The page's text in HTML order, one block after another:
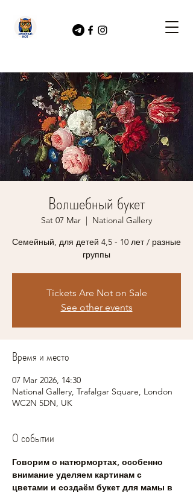
Волшебный букет
Sat 07 Mar
  |
National Gallery
Семейный, для детей 4,5 - 10 лет / разные
группы
Tickets Are Not on Sale
See other events
Время и место
07 Mar 2026, 14:30
National Gallery, Trafalgar Square, London
WC2N 5DN, UK
О событии
Говорим о натюрмортах, особенно
внимание уделяем картинам с
цветами и создаём букет для мамы в